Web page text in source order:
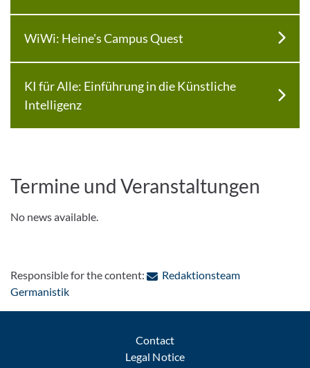
WiWi: Heine's Campus Quest
KI für Alle: Einführung in die Künstliche
Intelligenz
Termine und Veranstaltungen
No news available.
Responsible for the content:
Redaktionsteam
Germanistik: Contact by e-mail
Contact
Legal Notice